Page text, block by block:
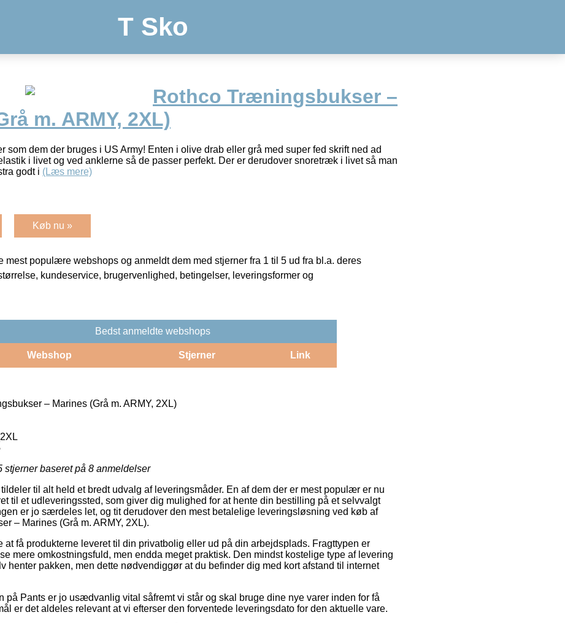
T Sko
Rothco Træningsbukser –
m. ARMY, 2XL)
som dem der bruges i US Army! Enten i olive drab eller grå med super fed skrift ned ad
i livet og ved anklerne så de passer perfekt. Der er derudover snoretræk i livet så man
godt i (Læs mere)
Køb nu »
mest populære webshops og anmeldt dem med stjerner fra 1 til 5 ud fra bl.a. deres
kundeservice, brugervenlighed, betingelser, leveringsformer og
Bedst anmeldte webshops
Webshop Stjerner Link
– Marines (Grå m. ARMY, 2XL)
stjerner baseret på 8 anmeldelser
til alt held et bredt udvalg af leveringsmåder. En af dem der er mest populær er nu
til et udleveringssted, som giver dig mulighed for at hente din bestilling på et selvvalgt
er jo særdeles let, og tit derudover den mest betalelige leveringsløsning ved køb af
– Marines (Grå m. ARMY, 2XL).
at få produkterne leveret til din privatbolig eller ud på din arbejdsplads. Fragttypen er
mere omkostningsfuld, men endda meget praktisk. Den mindst kostelige type af levering
henter pakken, men dette nødvendiggør at du befinder dig med kort afstand til internet
på Pants er jo usædvanlig vital såfremt vi står og skal bruge dine nye varer inden for få
er det aldeles relevant at vi efterser den forventede leveringsdato for den aktuelle vare.